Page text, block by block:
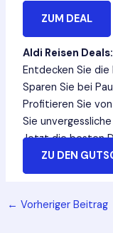
ZUM DEAL
Aldi Reisen Deals:
Entdecken Sie
Sparen Sie bei
Profitieren Sie
Sie
Jetzt die besten
ZU DEN
Post
← Vorheriger Beitrag